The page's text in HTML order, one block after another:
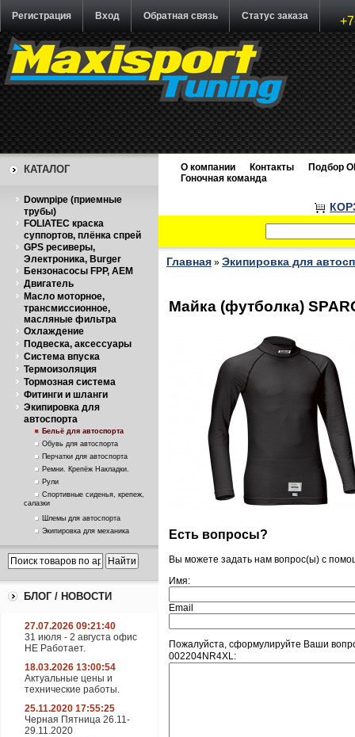
Регистрация Вход Обратная связь Статус заказа
КАТАЛОГ
Downpipe (приемные
трубы)
FOLIATEC краска
суппортов, плёнка спрей
GPS ресиверы,
Электроника, Burger
Бензонасосы FPP, AEM
Двигатель
Масло моторное,
трансмиссионное,
масляные фильтра
Охлаждение
Подвеска, аксессуары
Система впуска
Термоизоляция
Тормозная система
Фитинги и шланги
Экипировка для
автоспорта
Бельё для автоспорта
Обувь для автоспорта
Перчатки для автоспорта
Ремни. Крепёж Накладки.
Рули
Спортивные сиденья, крепеж,
салазки
Шлемы для автоспорта
Экипировка для механика
БЛОГ / НОВОСТИ
27.07.2026 09:21:40
31 июля - 2 августа офис
НЕ Работает.
18.03.2026 13:00:54
Актуальные цены и
технические работы.
25.11.2020 17:55:25
Черная Пятница 26.11-
29.11.2020
О компании Контакты
Подбор
Гоночная команда
Главная » Экипировка для
Майка (футболка)
Есть вопросы?
Вы можете задать нам вопрос(ы) с
Имя:
Email
Пожалуйста, сформулируйте Ваши
002204NR4XL: